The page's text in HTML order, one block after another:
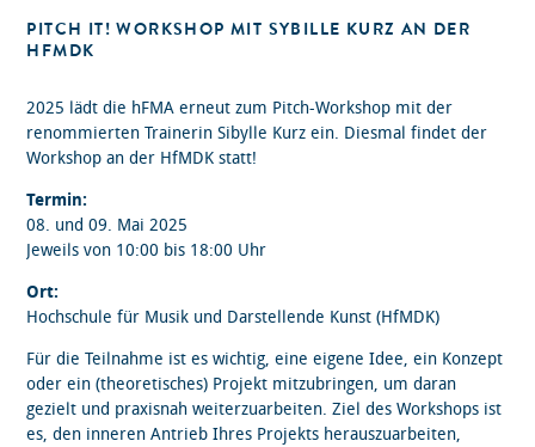
PITCH IT! WORKSHOP MIT SYBILLE KURZ AN DER
HFMDK
2025 lädt die hFMA erneut zum Pitch-Workshop mit der
renommierten Trainerin Sibylle Kurz ein. Diesmal findet der
Workshop an der HfMDK statt!
Termin:
08. und 09. Mai 2025
Jeweils von 10:00 bis 18:00 Uhr
Ort:
Hochschule für Musik und Darstellende Kunst (HfMDK)
Für die Teilnahme ist es wichtig, eine eigene Idee, ein Konzept
oder ein (theoretisches) Projekt mitzubringen, um daran
gezielt und praxisnah weiterzuarbeiten. Ziel des Workshops ist
es, den inneren Antrieb Ihres Projekts herauszuarbeiten,